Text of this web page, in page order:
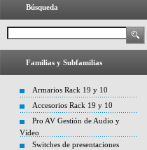
Búsqueda
Familias y Subfamilias
Armarios Rack 19 y 10
Accesorios Rack 19 y 10
Pro AV Gestión de Audio y
Vídeo
Switches de presentaciones